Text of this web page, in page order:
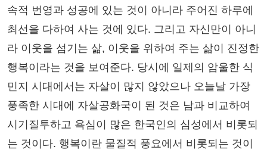
속적 번영과 성공에 있는 것이 아니라 주어진 하루에
최선을 다하여 사는 것에 있다. 그리고 자신만이 아니
라 이웃을 섬기는 삶, 이웃을 위하여 주는 삶이 진정한
행복이라는 것을 보여준다. 당시에 일제의 암울한 식
민지 시대에서는 자살이 많지 않았으나 오늘날 가장
풍족한 시대에 자살공화국이 된 것은 남과 비교하여
시기질투하고 욕심이 많은 한국인의 심성에서 비롯되
는 것이다. 행복이란 물질적 풍요에서 비롯되는 것이